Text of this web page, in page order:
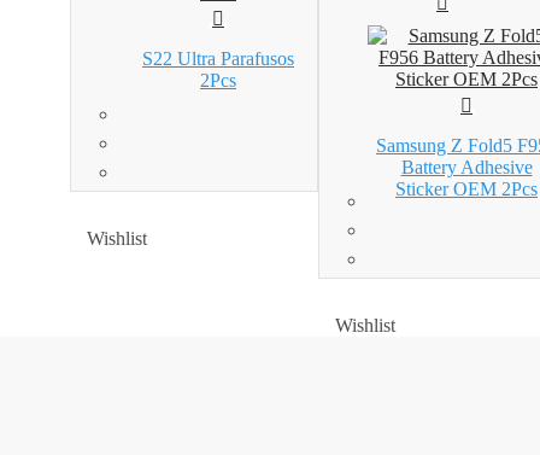
S22 Ultra Parafusos
2Pcs
Wishlist
Samsung Z Fold5
Battery Adhesive
Sticker OEM 2Pcs
Wishlist